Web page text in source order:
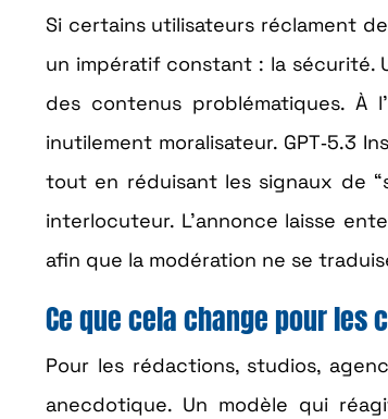
Si certains utilisateurs réclament
un impératif constant : la sécurité.
des contenus problématiques.
inutilement moralisateur. GPT‑5.3
tout en réduisant les signaux de
interlocuteur. L’annonce laisse
afin que la modération ne se
Ce que cela change pour
Pour les rédactions, studios,
anecdotique. Un modèle qui